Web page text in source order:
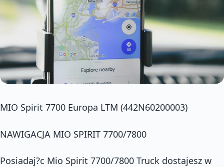
MIO Spirit 7700 Europa LTM (442N60200003)
NAWIGACJA MIO SPIRIT 7700/7800
Posiadaj?c Mio Spirit 7700/7800 Truck dostajesz w